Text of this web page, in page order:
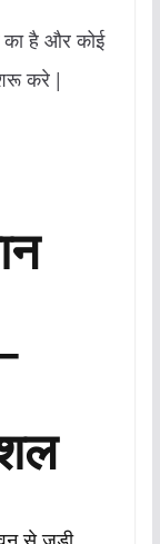
का है और कोई
करे |